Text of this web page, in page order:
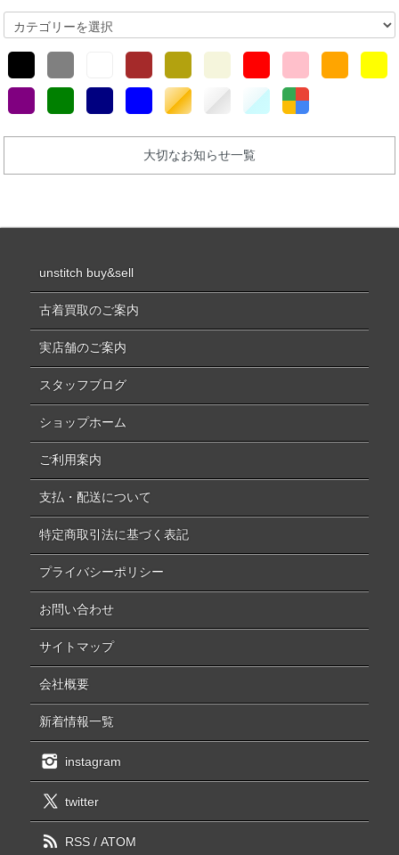
大切なお知らせ一覧
unstitch buy&sell
古着買取のご案内
実店舗のご案内
スタッフブログ
ショップホーム
ご利用案内
支払・配送について
特定商取引法に基づく表記
プライバシーポリシー
お問い合わせ
サイトマップ
会社概要
新着情報一覧
instagram
twitter
RSS/ ATOM